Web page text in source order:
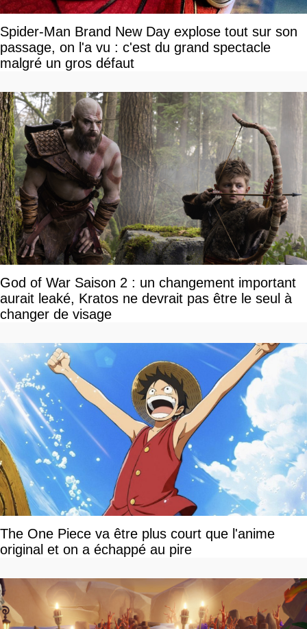
Spider-Man Brand New Day explose tout sur son
passage, on l'a vu : c'est du grand spectacle
malgré un gros défaut
God of War Saison 2 : un changement important
aurait leaké, Kratos ne devrait pas être le seul à
changer de visage
The One Piece va être plus court que l'anime
original et on a échappé au pire